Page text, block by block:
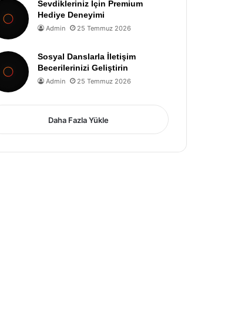
Sevdikleriniz İçin Premium
Hediye Deneyimi
Admin 25 Temmuz 2026
Sosyal Danslarla İletişim
Becerilerinizi Geliştirin
Admin 25 Temmuz 2026
Daha Fazla Yükle